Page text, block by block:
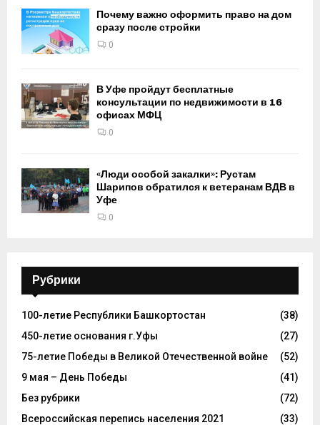
Почему важно оформить право на дом
сразу после стройки
0
В Уфе пройдут бесплатные
консультации по недвижимости в 16
офисах МФЦ
0
«Люди особой закалки»: Рустам
Шарипов обратился к ветеранам ВДВ в
Уфе
0
Рубрики
100-летие Республики Башкортостан
(38)
450-летие основания г.Уфы
(27)
75-летие Победы в Великой Отечественной войне
(52)
9 мая – День Победы
(41)
Без рубрики
(72)
Всероссийская перепись населения 2021
(33)